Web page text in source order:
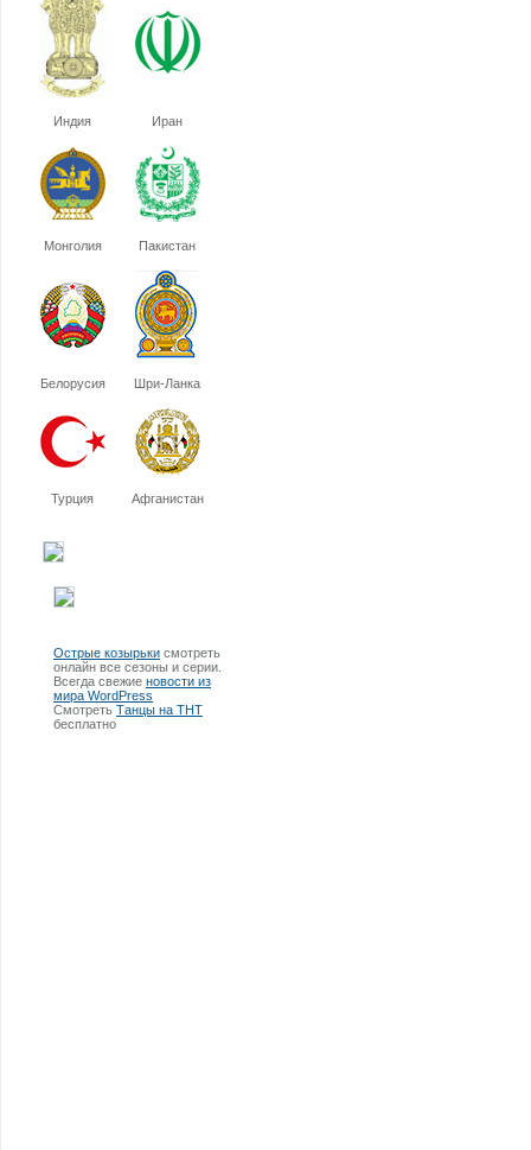
Индия Иран
Монголия Пакистан
Белорусия Шри-Ланка
Турция Афганистан
Острые козырьки смотреть
онлайн все сезоны и серии.
Всегда свежие новости из
мира WordPress
Смотреть Танцы на ТНТ
бесплатно